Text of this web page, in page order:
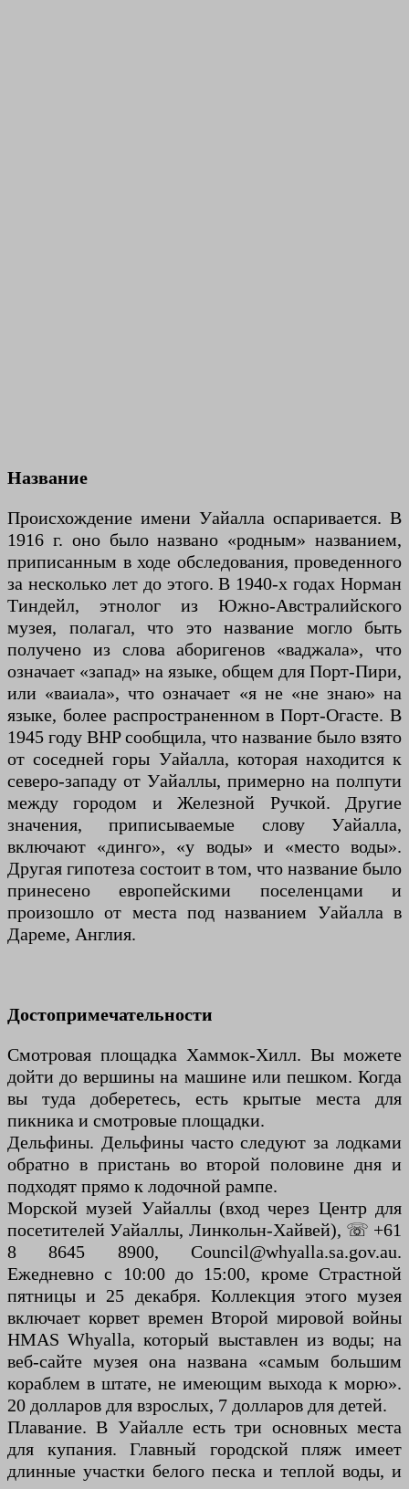
Название
Происхождение имени Уайалла оспаривается. В
1916 г. оно было названо «родным» названием,
приписанным в ходе обследования, проведенного
за несколько лет до этого. В 1940-х годах Норман
Тиндейл, этнолог из Южно-Австралийского
музея, полагал, что это название могло быть
получено из слова аборигенов «ваджала», что
означает «запад» на языке, общем для Порт-Пири,
или «ваиала», что означает «я не «не знаю» на
языке, более распространенном в Порт-Огасте. В
1945 году BHP сообщила, что название было взято
от соседней горы Уайалла, которая находится к
северо-западу от Уайаллы, примерно на полпути
между городом и Железной Ручкой. Другие
значения, приписываемые слову Уайалла,
включают «динго», «у воды» и «место воды».
Другая гипотеза состоит в том, что название было
принесено европейскими поселенцами и
произошло от места под названием Уайалла в
Дареме, Англия.
Достопримечательности
Смотровая площадка Хаммок-Хилл. Вы можете
дойти до вершины на машине или пешком. Когда
вы туда доберетесь, есть крытые места для
пикника и смотровые площадки.
Дельфины. Дельфины часто следуют за лодками
обратно в пристань во второй половине дня и
подходят прямо к лодочной рампе.
Морской музей Уайаллы (вход через Центр для
посетителей Уайаллы, Линкольн-Хайвей), ☏ +61
8 8645 8900, Council@whyalla.sa.gov.au.
Ежедневно с 10:00 до 15:00, кроме Страстной
пятницы и 25 декабря. Коллекция этого музея
включает корвет времен Второй мировой войны
HMAS Whyalla, который выставлен из воды; на
веб-сайте музея она названа «самым большим
кораблем в штате, не имеющим выхода к морю».
20 долларов для взрослых, 7 долларов для детей.
Плавание. В Уайалле есть три основных места
для купания. Главный городской пляж имеет
длинные участки белого песка и теплой воды, и